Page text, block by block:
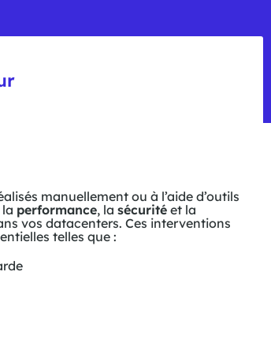
manuellement ou à l’aide d’outils
performance, la sécuritéet la
vos datacenters. Ces interventions
telles que :